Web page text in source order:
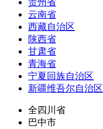
贵州省
云南省
西藏自治区
陕西省
甘肃省
青海省
宁夏回族自治区
新疆维吾尔自治区
全四川省
巴中市